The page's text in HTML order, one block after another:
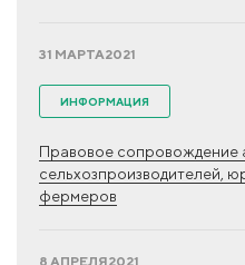
31 МАРТА2021
ИНФОРМАЦИЯ
Правовое сопровождение
сельхозпроизводителей,
фермеров
8 АПРЕЛЯ2021